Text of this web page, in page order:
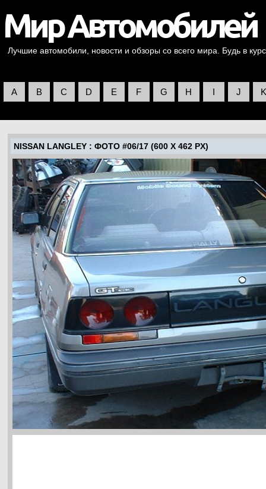
Лучшие автомобили, новости и обзоры со всего мира. Будь в
A B C D E F G H I J K
NISSAN LANGLEY : ФОТО #06/17 (600 X 462 PX)